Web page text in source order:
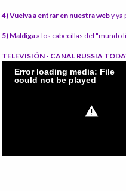
4) Vuelva a entrar en nuestra weby ya
5) Maldigaa los cabecillas del "mundo
TELEVISIÓN - CANAL RUSSIA